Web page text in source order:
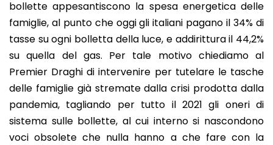
bollette appesantiscono la spesa energetica delle
famiglie, al punto che oggi gli italiani pagano il 34% di
tasse su ogni bolletta della luce, e addirittura il 44,2%
su quella del gas. Per tale motivo chiediamo al
Premier Draghi di intervenire per tutelare le tasche
delle famiglie già stremate dalla crisi prodotta dalla
pandemia, tagliando per tutto il 2021 gli oneri di
sistema sulle bollette, al cui interno si nascondono
voci obsolete che nulla hanno a che fare con la